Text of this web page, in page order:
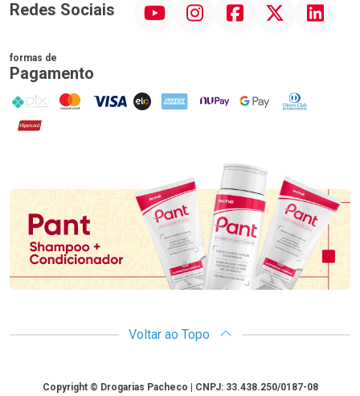
Redes Sociais
formas de
Pagamento
PIX MasterCard
VISA ELO AMEX NuPay Google PayDiners Club
Hipercard
Voltar ao Topo
CopyrightCopyright © Drogarias Pacheco | CNPJ: 33.438.250/0187-08